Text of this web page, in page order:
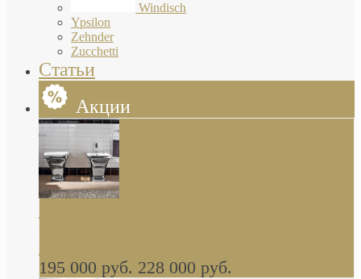
Windisch
Ypsilon
Zehnder
Zucchetti
Статьи
Акции
Butterfly Scarabeo КОМПЛЕКТ санфаянса
глянцевая платина В НАЛИЧИИ
195 000 руб. 228 000 руб.